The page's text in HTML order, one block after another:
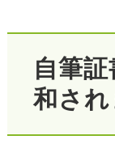
自筆
和され